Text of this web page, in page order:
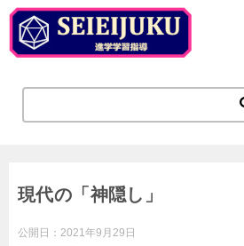
現代の「神隠し」
公開日： 2021年9月29日